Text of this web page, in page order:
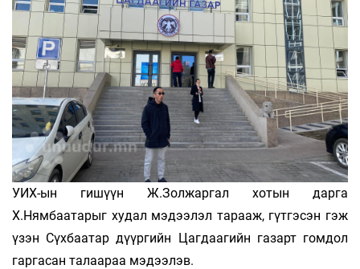
УИХ-ын гишүүн Ж.Золжаргал хотын дарга
Х.Нямбаатарыг худал мэдээлэл тарааж, гүтгэсэн гэж
үзэн Сүхбаатар дүүргийн Цагдаагийн газарт гомдол
гаргасан талаараа мэдээлэв.